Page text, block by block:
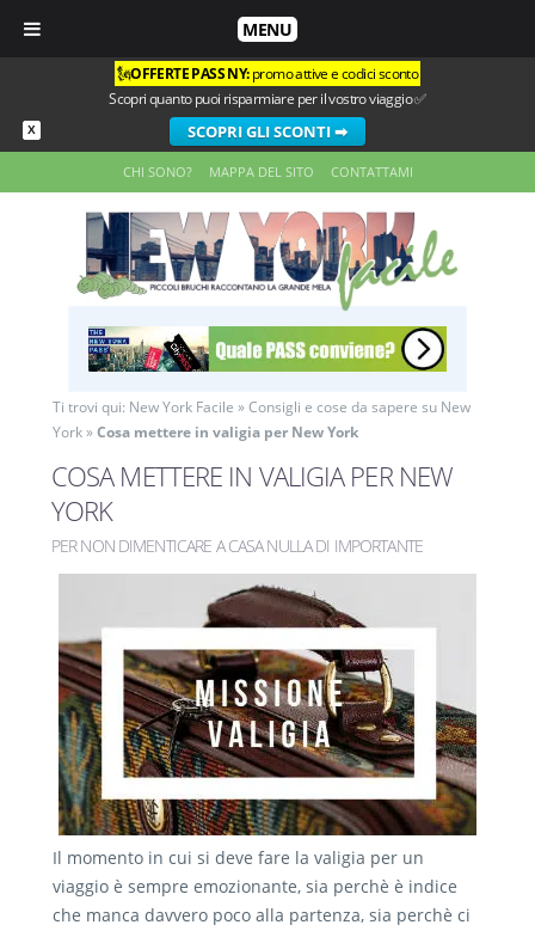
MENU
X
🗽OFFERTE PASS NY:promo attive e codici sconto
Scopri quanto puoi risparmiare per il vostro viaggio ✅
SCOPRI GLI SCONTI ➡
CHI SONO? MAPPA DEL SITO CONTATTAMI
Ti trovi qui: New York Facile »Consigli e cose da sapere su New
York»Cosa mettere in valigia per New York
COSA METTERE IN VALIGIA PER NEW
YORK
PER NON DIMENTICARE A CASA NULLA DI IMPORTANTE
Il momento in cui si deve fare la valigia per un
viaggio è sempre emozionante, sia perchè è indice
che manca davvero poco alla partenza, sia perchè ci